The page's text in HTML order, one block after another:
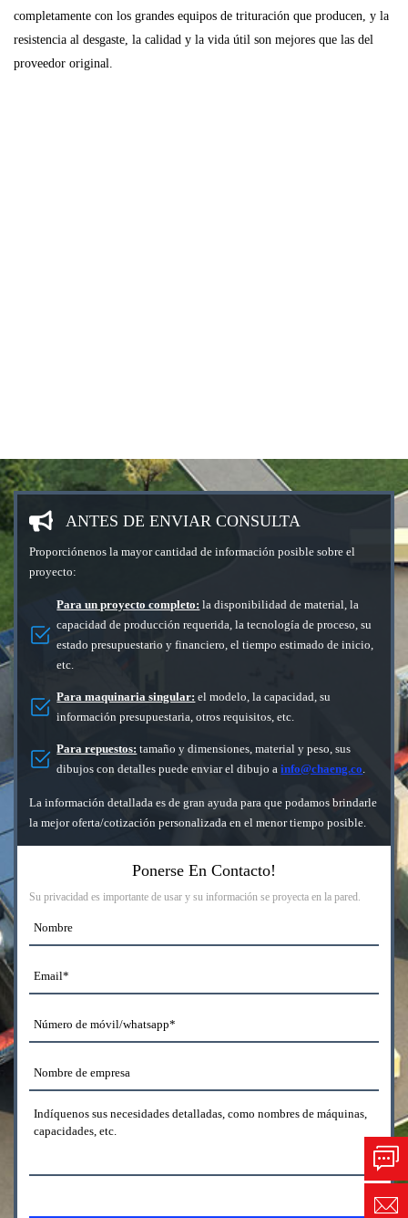
completamente con los grandes equipos de trituración que producen, y la
resistencia al desgaste, la calidad y la vida útil son mejores que las del
proveedor original.
ANTES DE ENVIAR CONSULTA
Proporciónenos la mayor cantidad de información posible sobre el
proyecto:
Para un proyecto completo: la disponibilidad de material, la
capacidad de producción requerida, la tecnología de proceso, su
estado presupuestario y financiero, el tiempo estimado de inicio,
etc.
Para maquinaria singular: el modelo, la capacidad, su
información presupuestaria, otros requisitos, etc.
Para repuestos: tamaño y dimensiones, material y peso, sus
dibujos con detalles puede enviar el dibujo ainfo@chaeng.co.
La información detallada es de gran ayuda para que podamos brindarle
la mejor oferta/cotización personalizada en el menor tiempo posible.
Ponerse En Contacto!
Su privacidad es importante de usar y su información se proyecta en la pared.